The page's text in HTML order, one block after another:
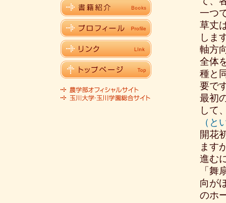
一つ
草丈
しま
軸方
全体
種と
要で
最初
して
（と
開花
ます
進む
「舞
向が
のホ